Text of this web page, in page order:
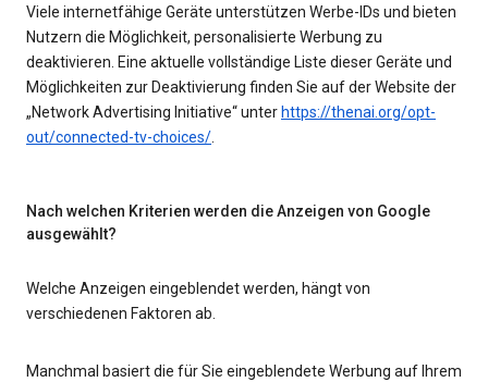
Viele internetfähige Geräte unterstützen Werbe-IDs und bieten
Nutzern die Möglichkeit, personalisierte Werbung zu
deaktivieren. Eine aktuelle vollständige Liste dieser Geräte und
Möglichkeiten zur Deaktivierung finden Sie auf der Website der
„Network Advertising Initiative“ unter https://thenai.org/opt-
out/connected-tv-choices/.
Nach welchen Kriterien werden die Anzeigen von Google
ausgewählt?
Welche Anzeigen eingeblendet werden, hängt von
verschiedenen Faktoren ab.
Manchmal basiert die für Sie eingeblendete Werbung auf Ihrem